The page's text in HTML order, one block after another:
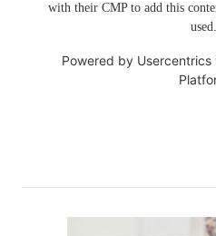
with their CMP to add this
used.
Powered by Usercentrics